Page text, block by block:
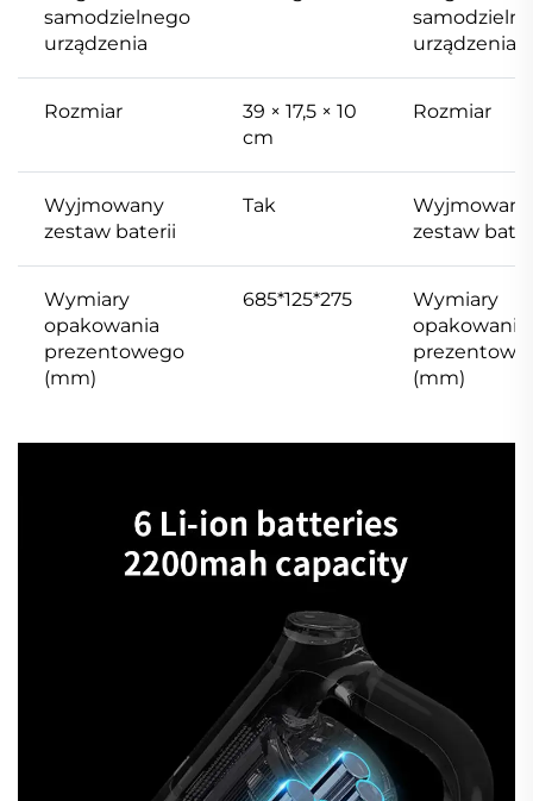
samodzielnego
urządzenia
urządzenia
Rozmiar
39 × 17,5 × 10
cm
Rozmiar
Wyjmowany
zestaw baterii
Tak
Wyjmowany
zestaw
Wymiary
opakowania
prezentowego
(mm)
685*125*275
Wymiary
opakowania
(mm)